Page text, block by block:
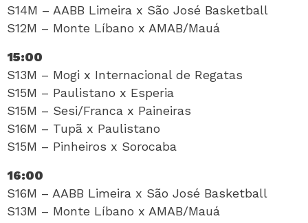
S14M – AABB Limeira x São José Basketball
S12M – Monte Líbano x AMAB/Mauá
15:00
S13M – Mogi x Internacional de Regatas
S15M – Paulistano x Esperia
S15M – Sesi/Franca x Paineiras
S16M – Tupã x Paulistano
S15M – Pinheiros x Sorocaba
16:00
S16M – AABB Limeira x São José Basketball
S13M – Monte Líbano x AMAB/Mauá